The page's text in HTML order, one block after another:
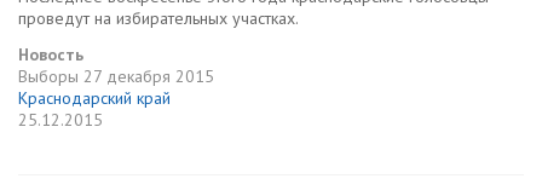
проведут на избирательных участках.
Новость
Выборы 27 декабря 2015
Краснодарский край
25.12.2015